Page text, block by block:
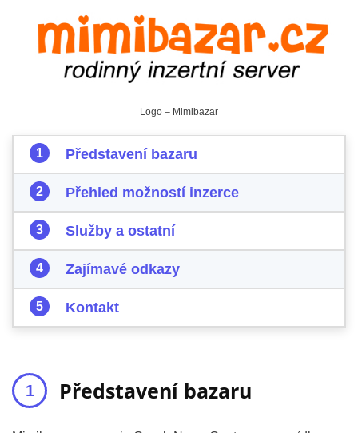
Logo – Mimibazar
Představení bazaru
Přehled možností inzerce
Služby a ostatní
Zajímavé odkazy
Kontakt
Představení bazaru